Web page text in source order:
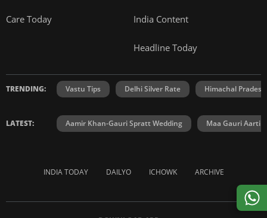
Care Today India Content
Headline Today
TRENDING: Vastu Tips Delhi Silver Rate Himachal
LATEST: Aamir Khan-Gauri Spratt Wedding Maa Gauri Aarti
INDIA TODAY DAILYO ICHOWK ARCHIVE